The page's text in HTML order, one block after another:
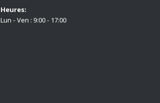
Heures:
Lun - Ven : 9:00 - 17:00